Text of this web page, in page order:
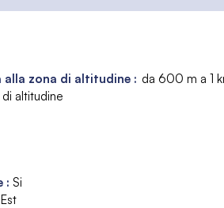
alla zona di altitudine : da 600 m a 1
altitudine
: Si
Est